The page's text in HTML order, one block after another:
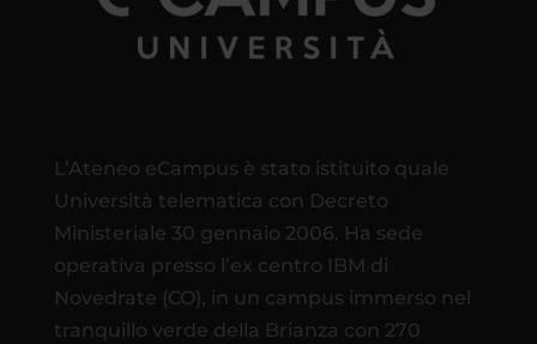
L’Ateneo eCampus è stato istituito quale
Università telematica con Decreto
Ministeriale 30 gennaio 2006. Ha sede
operativa presso l’ex centro IBM di
Novedrate (CO), in un campus immerso nel
tranquillo verde della Brianza con 270